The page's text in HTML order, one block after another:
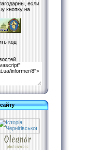
если
кнопку на